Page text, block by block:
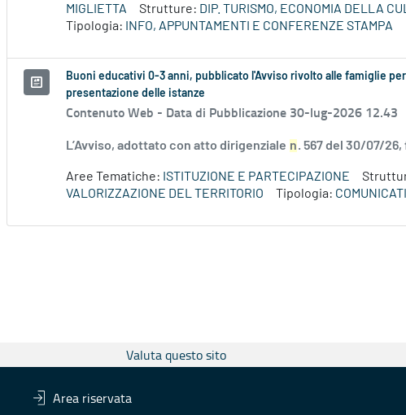
MIGLIETTA
Strutture: DIP. TURISMO, ECONOMIA DELLA
Tipologia:
INFO, APPUNTAMENTI E CONFERENZE STAMPA
Buoni educativi 0-3 anni, pubblicato l'Avviso rivolto alle famiglie
presentazione delle istanze
Contenuto Web - Data di Pubblicazione 30-lug-2026 12.43
L’Avviso, adottato con atto dirigenziale n. 567 del 30/07/
Aree Tematiche: ISTITUZIONE E PARTECIPAZIONE
VALORIZZAZIONE DEL TERRITORIO
Tipologia:
Valuta questo sito
Area riservata